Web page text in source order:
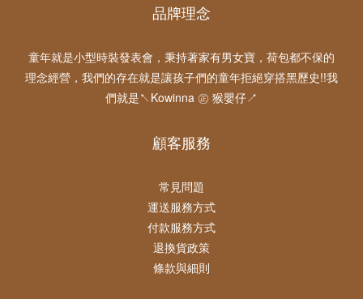
品牌理念
童年就是小型時裝發表會，秉持著家有男女寶，荷包都不保的
理念經營，我們的存在就是讓孩子們的童年拒絕穿搭黑歷史!!我
們就是↖Kowinna ㊣ 猴嬰仔↗
顧客服務
常見問題
運送服務方式
付款服務方式
退換貨政策
條款與細則